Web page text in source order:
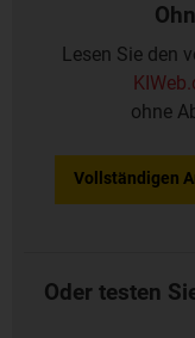
Lesen Sie den
ohne
Vollständigen
Oder testen